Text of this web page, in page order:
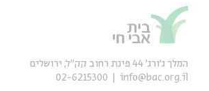
המלך ג'ורג' 44 פינת רחוב קק״ל, ירושלים
info@bac.org.il
02-6215300